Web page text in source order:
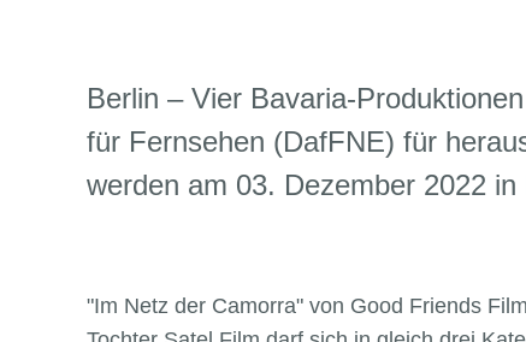
Berlin – Vier Bavaria-
für Fernsehen (DafFNE) für
werden am 03. Dezember 2022 in
"Im Netz der Camorra" von Good Friends